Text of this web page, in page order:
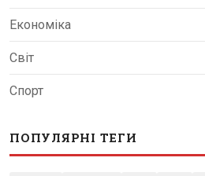
Економіка
Світ
Спорт
ПОПУЛЯРНІ ТЕГИ